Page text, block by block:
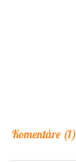
Komentáre (1)